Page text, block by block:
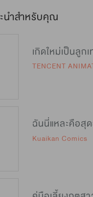
นำสำหรับคุณ
TENCENT
ฉันนี่แหละคือสุ
Kuaikan Comics